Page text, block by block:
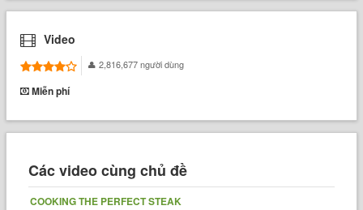
Video
2,816,677 người dùng
Miễn phí
Các video cùng chủ đề
COOKING THE PERFECT STEAK